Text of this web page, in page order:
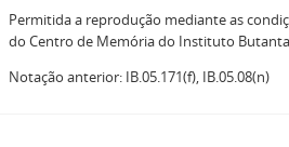
Permitida a reprodução mediante as
do Centro de Memória do Instituto
Notação anterior: IB.05.171(f), IB.05.08(n)